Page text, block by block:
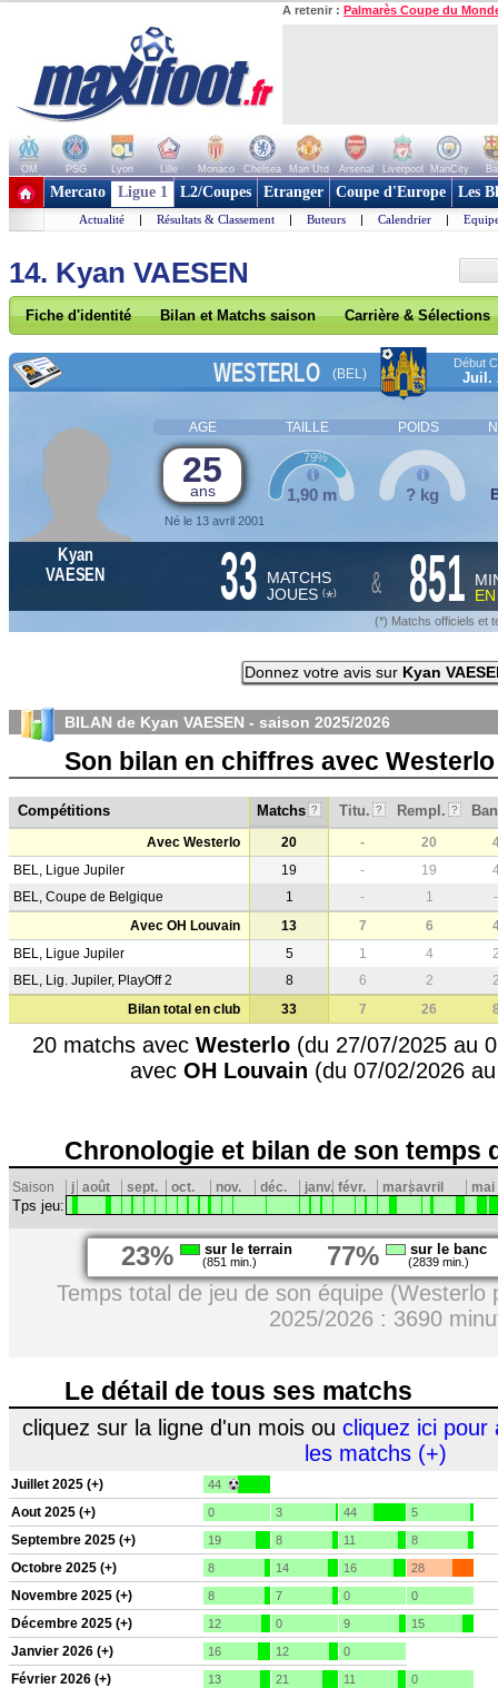
A retenir : Palmarès Coupe du
OM PSG Lyon Lille Monaco Chelsea Man Utd Arsenal Liverpool ManCity
+ de clubs
Mercato Ligue 1 L2/Coupes Etranger Coupe d'Europe Les
Actualité | Résultats & Classement | Buteurs | Calendrier |
14. Kyan VAESEN
Fiche d'identité Bilan et Matchs saison Carrière & Sélections
WESTERLO (BEL)
Début
Juil.
AGE TAILLE POIDS
25
ans
Né le 13 avril 2001
1,90 m
79%
? kg
Kyan
VAESEN
33 MATCHS
JOUES (*) & 851
(*) Matchs officiels et
Donnez votre avis sur Kyan
BILAN de Kyan VAESEN - saison 2025/2026
Son bilan en chiffres avec
Compétitions Matchs ? Titu. ? Rempl. ?
Avec Westerlo 20 - 20
BEL, Ligue Jupiler
19 - 19
BEL, Coupe de Belgique
1 - 1
-
Avec OH Louvain
13 7 6
BEL, Ligue Jupiler
5 1 4
BEL, Lig. Jupiler, PlayOff 2
8 6 2
Bilan total en club
33 7 26
20 matchs avec Westerlo(du 27/07/2025 au
avec OH Louvain (du 07/02/2026
Chronologie et bilan de son temps
Saison j août sept. oct. nov. déc. janv. févr. marsavril mai
Tps jeu:
23% sur le terrain
(851 min.) 77% sur le banc
(2839 min.)
Temps total de jeu de son équipe (Westerlo
2025/2026 : 3690
Le détail de tous ses matchs
cliquez sur la ligne d'un mois ou cliquez ici pour
les matchs (+)
Juillet 2025 (+) 44
Aout 2025 (+) 0 3 44 5
Septembre 2025 (+) 19 8 11 8
Octobre 2025 (+) 8 14 16 28
Novembre 2025 (+) 8 7 0 0
Décembre 2025 (+) 12 0 9 15
Janvier 2026 (+) 16 12 0
Février 2026 (+) 13 21 11 0